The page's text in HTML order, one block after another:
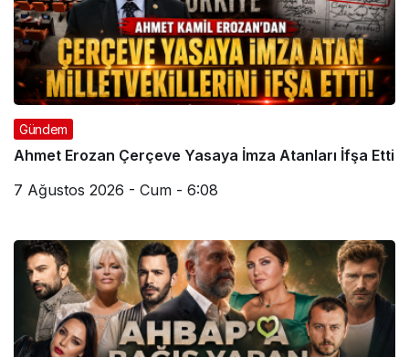
Gündem
Ahmet Erozan Çerçeve Yasaya İmza Atanları İfşa Etti
7 Ağustos 2026 - Cum - 6:08